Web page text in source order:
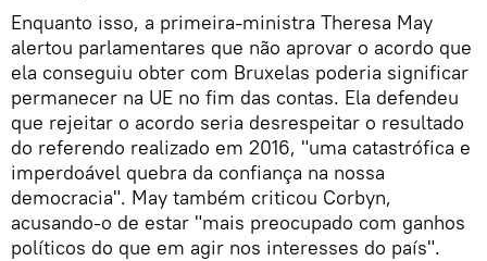
Enquanto isso, a primeira-ministra Theresa May
alertou parlamentares que não aprovar o acordo que
ela conseguiu obter com Bruxelas poderia significar
permanecer na UE no fim das contas. Ela defendeu
que rejeitar o acordo seria desrespeitar o resultado
do referendo realizado em 2016, "uma catastrófica e
imperdoável quebra da confiança na nossa
democracia". May também criticou Corbyn,
acusando-o de estar "mais preocupado com ganhos
políticos do que em agir nos interesses do país".